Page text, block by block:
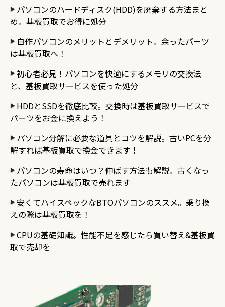
パソコンのハードディスク(HDD)を廃棄する方法まと
め。基板買取でお得に処分
自作パソコンのメリットとデメリット。余ったパーツ
は基板買取へ！
初心者必見！パソコンを快適にするメモリの交換法
と、基板買取サービスを使った処分
HDDとSSDを徹底比較。交換時は基板買取サービスで
パーツをお金に換えよう！
パソコン分解に必要な道具とコツを解説。古いPCを分
解すれば基板買取で換金できます！
パソコンの寿命はいつ？伸ばす方法も解説。古くなっ
たパソコンは基板買取で売れます
安くてハイスペックなBTOパソコンのススメ。乗り換
えの際は基板買取を！
CPUの基礎知識。性能不足を感じたら買い替え&基板買
取で売却を